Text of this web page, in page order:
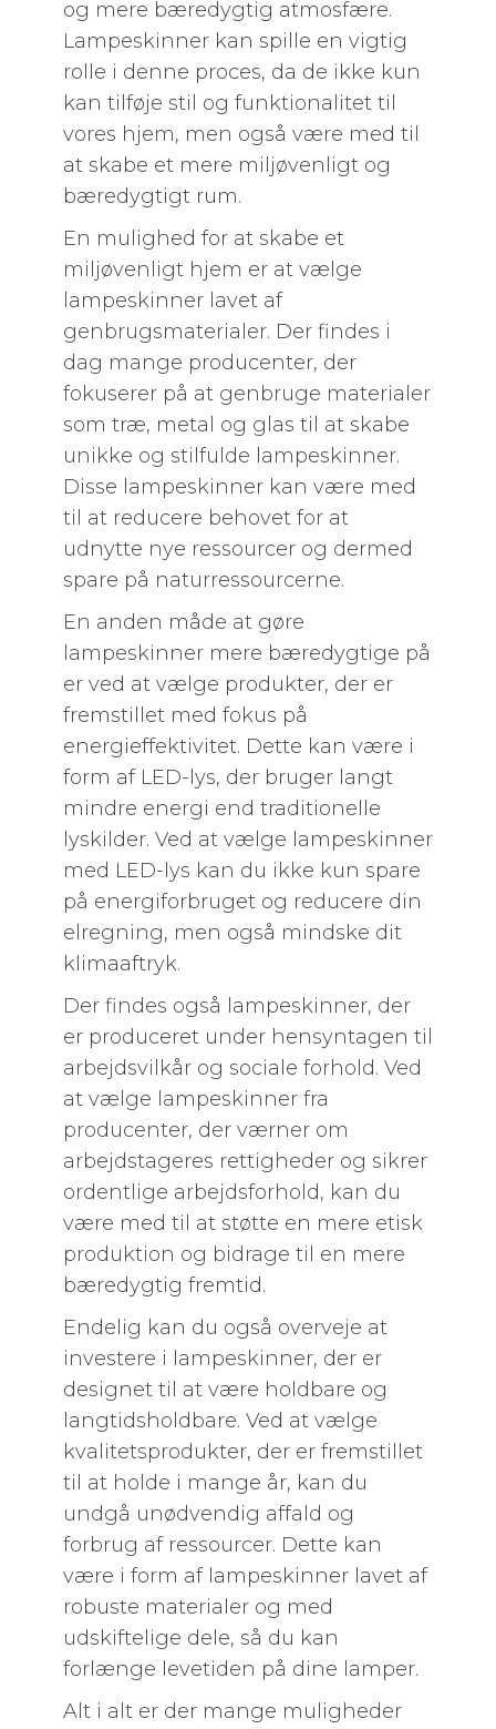
og mere bæredygtig atmosfære.
Lampeskinner kan spille en vigtig
rolle i denne proces, da de ikke kun
kan tilføje stil og funktionalitet til
vores hjem, men også være med til
at skabe et mere miljøvenligt og
bæredygtigt rum.
En mulighed for at skabe et
miljøvenligt hjem er at vælge
lampeskinner lavet af
genbrugsmaterialer. Der findes i
dag mange producenter, der
fokuserer på at genbruge materialer
som træ, metal og glas til at skabe
unikke og stilfulde lampeskinner.
Disse lampeskinner kan være med
til at reducere behovet for at
udnytte nye ressourcer og dermed
spare på naturressourcerne.
En anden måde at gøre
lampeskinner mere bæredygtige på
er ved at vælge produkter, der er
fremstillet med fokus på
energieffektivitet. Dette kan være i
form af LED-lys, der bruger langt
mindre energi end traditionelle
lyskilder. Ved at vælge lampeskinner
med LED-lys kan du ikke kun spare
på energiforbruget og reducere din
elregning, men også mindske dit
klimaaftryk.
Der findes også lampeskinner, der
er produceret under hensyntagen til
arbejdsvilkår og sociale forhold. Ved
at vælge lampeskinner fra
producenter, der værner om
arbejdstageres rettigheder og sikrer
ordentlige arbejdsforhold, kan du
være med til at støtte en mere etisk
produktion og bidrage til en mere
bæredygtig fremtid.
Endelig kan du også overveje at
investere i lampeskinner, der er
designet til at være holdbare og
langtidsholdbare. Ved at vælge
kvalitetsprodukter, der er fremstillet
til at holde i mange år, kan du
undgå unødvendig affald og
forbrug af ressourcer. Dette kan
være i form af lampeskinner lavet af
robuste materialer og med
udskiftelige dele, så du kan
forlænge levetiden på dine lamper.
Alt i alt er der mange muligheder